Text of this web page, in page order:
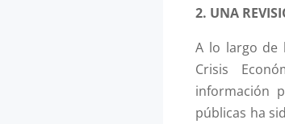
2. UNA
A lo largo de
Crisis
información
públicas ha